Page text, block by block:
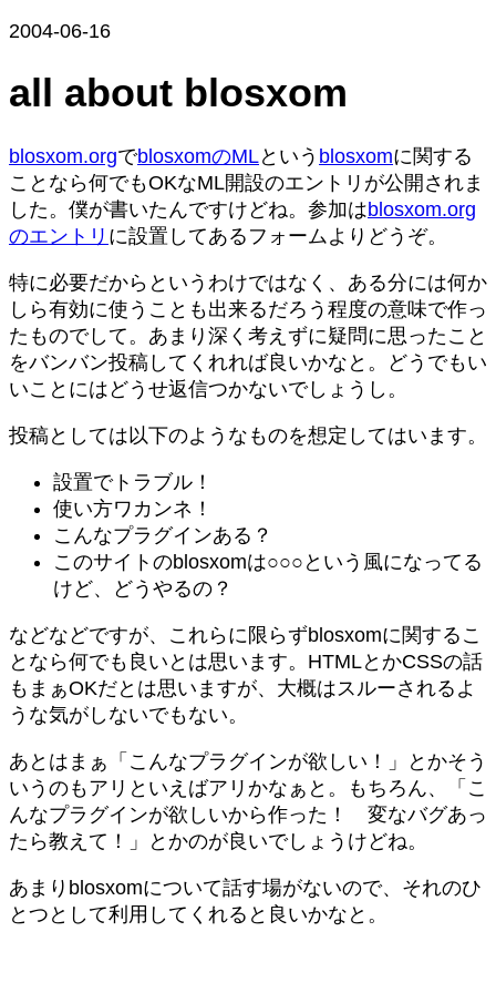
2004-06-16
all about blosxom
blosxom.orgでblosxomのMLという blosxomに関する
ことなら何でもOKなML開設のエントリが公開されま
した。僕が書いたんですけどね。参加はblosxom.org
のエントリ に設置してあるフォームよりどうぞ。
特に必要だからというわけではなく、ある分には何か
しら有効に使うことも出来るだろう程度の意味で作っ
たものでして。あまり深く考えずに疑問に思ったこと
をバンバン投稿してくれれば良いかなと。どうでもい
いことにはどうせ返信つかないでしょうし。
投稿としては以下のようなものを想定してはいます。
設置でトラブル！
使い方ワカンネ！
こんなプラグインある？
このサイトのblosxomは○○○という風になってる
けど、どうやるの？
などなどですが、これらに限らずblosxomに関するこ
となら何でも良いとは思います。HTMLとかCSSの話
もまぁOKだとは思いますが、大概はスルーされるよ
うな気がしないでもない。
あとはまぁ「こんなプラグインが欲しい！」とかそう
いうのもアリといえばアリかなぁと。もちろん、「こ
んなプラグインが欲しいから作った！ 変なバグあっ
たら教えて！」とかのが良いでしょうけどね。
あまりblosxomについて話す場がないので、それのひ
とつとして利用してくれると良いかなと。